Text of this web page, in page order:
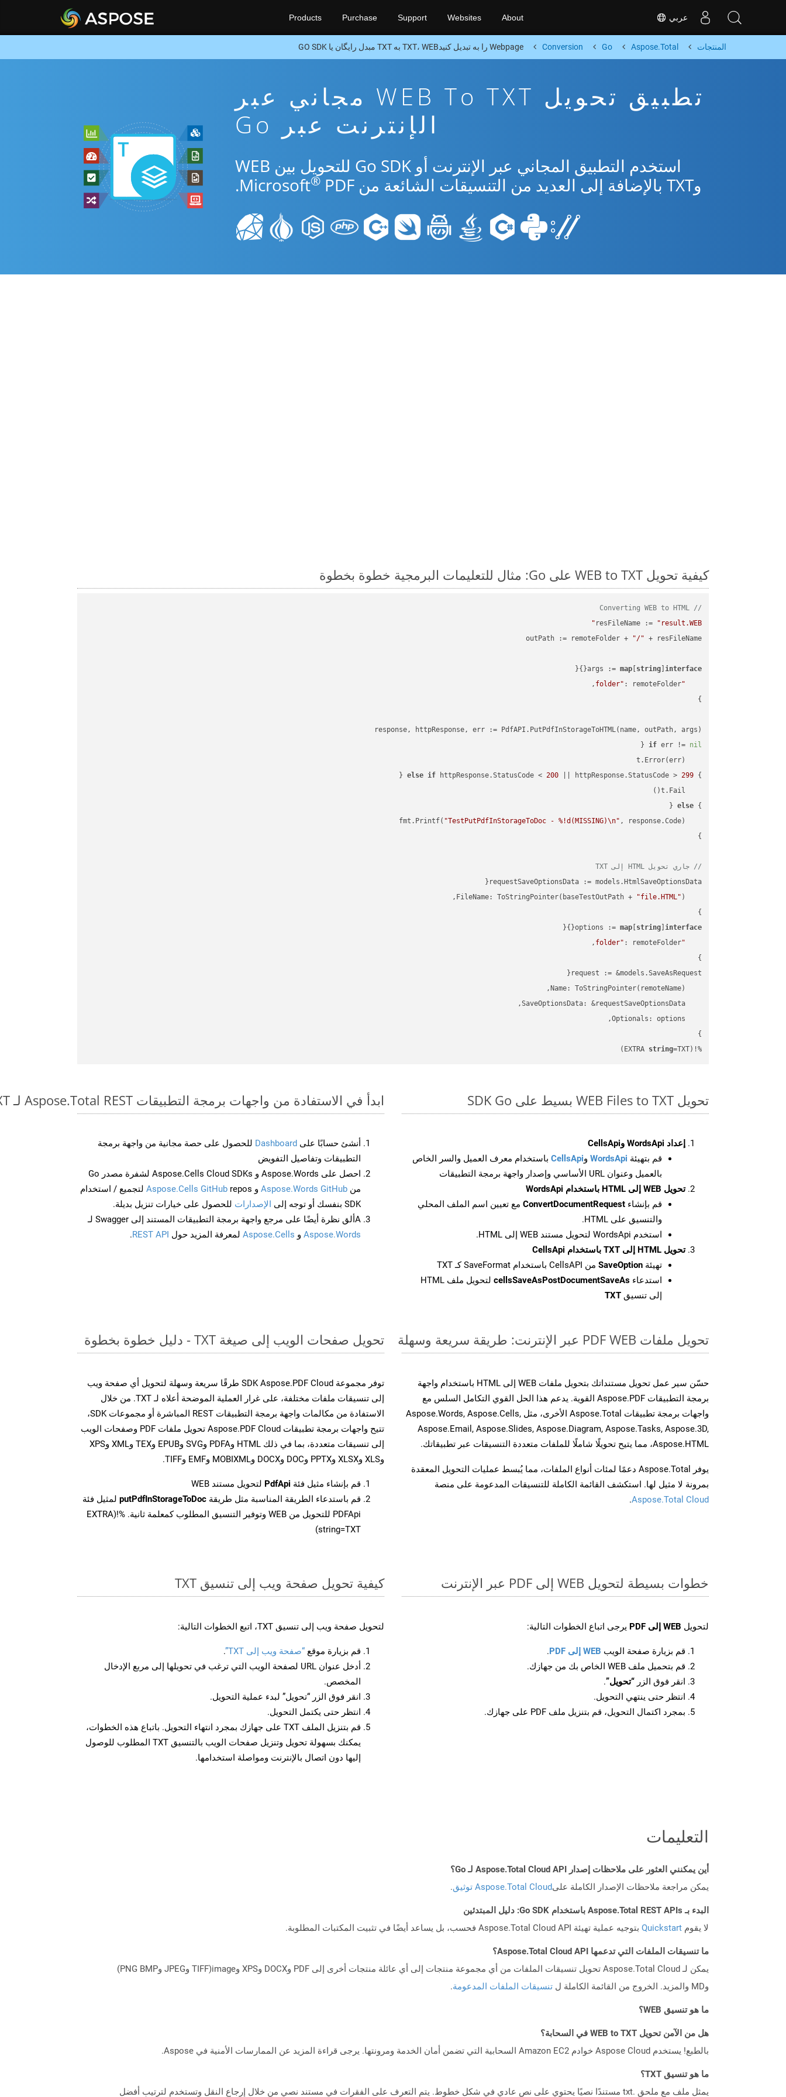
عربي Products Purchase Support Websites About
المنتجات Aspose.Total
Go
Conversion Webpage را به تبدیل کنیدTXT، WEB به TXT مبدل رایگان یا GO SDK
تطبيق تحويل WEB To TXT مجاني عبر
الإنترنت عبر Go
استخدم التطبيق المجاني عبر الإنترنت أو Go SDK للتحويل بين WEB
وTXT بالإضافة إلى العديد من التنسيقات الشائعة من Microsoft
® PDF.
كيفية تحويل WEB to TXT على Go: مثال للتعليمات البرمجية خطوة بخطوة
// Converting WEB to HTML
resFileName :=
"result.WEB"
outPath := remoteFolder +
"/"
args := map[ string] interface
"folder"
response, httpResponse, err := PdfAPI.PutPdfInStorageToHTML(name, outPath, args)
if err != nil
}
else if httpResponse.StatusCode < 200 || httpResponse.StatusCode > 299
}
else
"TestPutPdfInStorageToDoc - %!d(MISSING)\n"
// جاري تحويل HTML إلى TXT
"file.HTML"
options := map[ string] interface
"folder"
%!(EXTRA
string=TXT)
تحويل WEB Files to TXT بسيط على SDK Go
إعداد WordsApi وCellsApi
قم بتهيئة WordsApi وCellsApi باستخدام معرف العميل والسر الخاص
بالعميل وعنوان URL الأساسي وإصدار واجهة برمجة التطبيقات
تحويل WEB إلى HTML باستخدام WordsApi
قم بإنشاء ConvertDocumentRequest مع تعيين اسم الملف المحلي
والتنسيق على HTML.
استخدم WordsApi لتحويل مستند WEB إلى HTML.
تحويل HTML إلى TXT باستخدام CellsApi
تهيئة SaveOption من CellsAPI باستخدام SaveFormat كـ TXT
استدعاء cellsSaveAsPostDocumentSaveAs
لتحويل ملف HTML
إلى تنسيق TXT
ابدأ في الاستفادة من واجهات برمجة التطبيقات Aspose.Total REST لـ WEB to TXT
أنشئ حسابًا على Dashboard للحصول على حصة مجانية من واجهة برمجة
التطبيقات وتفاصيل التفويض
احصل على Aspose.Words و Aspose.Cells Cloud SDKs لشفرة مصدر Go
من Aspose.Words GitHub و Aspose.Cells GitHub repos لتجميع / استخدام
SDK بنفسك أو توجه إلى
الإصدارات للحصول على خيارات تنزيل بديلة.
Aألق نظرة أيضًا على مرجع واجهة برمجة التطبيقات المستند إلى Swagger لـ
Aspose.Words و Aspose.Cells لمعرفة المزيد حول REST API
.
تحويل ملفات PDF WEB عبر الإنترنت: طريقة سريعة وسهلة
حسّن سير عمل تحويل مستنداتك بتحويل ملفات WEB إلى HTML باستخدام واجهة
برمجة التطبيقات Aspose.PDF القوية. يدعم هذا الحل القوي التكامل السلس مع
واجهات برمجة تطبيقات Aspose.Total الأخرى، مثل Aspose.Words, Aspose.Cells,
Aspose.Email, Aspose.Slides, Aspose.Diagram, Aspose.Tasks, Aspose.3D,
Aspose.HTML، مما يتيح تحويلًا شاملًا للملفات متعددة التنسيقات عبر تطبيقاتك.
يوفر Aspose.Total دعمًا لمئات أنواع الملفات، مما يُبسط عمليات التحويل المعقدة
بمرونة لا مثيل لها. استكشف القائمة الكاملة للتنسيقات المدعومة على منصة
Aspose.Total Cloud
.
تحويل صفحات الويب إلى صيغة TXT - دليل خطوة بخطوة
توفر مجموعة SDK Aspose.PDF Cloud طرقًا سريعة وسهلة لتحويل أي صفحة ويب
إلى تنسيقات ملفات مختلفة، على غرار العملية الموضحة أعلاه لـ TXT. من خلال
الاستفادة من مكالمات واجهة برمجة التطبيقات REST المباشرة أو مجموعات SDK،
تتيح واجهات برمجة تطبيقات Aspose.PDF Cloud تحويل ملفات PDF وصفحات الويب
إلى تنسيقات متعددة، بما في ذلك HTML وPDFA وSVG وEPUB وTEX وXML وXPS
وXLS وXLSX وPPTX وDOC وDOCX وMOBIXML وEMF وTIFF.
قم بإنشاء مثيل فئة PdfApi لتحويل مستند WEB
قم باستدعاء الطريقة المناسبة مثل طريقة putPdfInStorageToDoc لمثيل فئة
PDFApi للتحويل من WEB وتوفير التنسيق المطلوب كمعلمة ثانية. %!(EXTRA
string=TXT)
خطوات بسيطة لتحويل WEB إلى PDF عبر الإنترنت
لتحويل WEB إلى PDF يرجى اتباع الخطوات التالية:
قم بزيارة صفحة الويب WEB إلى PDF
.
قم بتحميل ملف WEB الخاص بك من جهازك.
انقر فوق الزر “تحويل”.
انتظر حتى ينتهي التحويل.
بمجرد اكتمال التحويل، قم بتنزيل ملف PDF على جهازك.
كيفية تحويل صفحة ويب إلى تنسيق TXT
لتحويل صفحة ويب إلى تنسيق TXT، اتبع الخطوات التالية:
قم بزيارة موقع “صفحة ويب إلى TXT”
.
أدخل عنوان URL لصفحة الويب التي ترغب في تحويلها إلى مربع الإدخال
المخصص.
انقر فوق الزر “تحويل” لبدء عملية التحويل.
انتظر حتى يكتمل التحويل.
قم بتنزيل الملف TXT على جهازك بمجرد انتهاء التحويل. باتباع هذه الخطوات،
يمكنك بسهولة تحويل وتنزيل صفحات الويب بالتنسيق TXT المطلوب للوصول
إليها دون اتصال بالإنترنت ومواصلة استخدامها.
التعليمات
أين يمكنني العثور على ملاحظات إصدار Aspose.Total Cloud API لـ Go؟
يمكن مراجعة ملاحظات الإصدار الكاملة علىAspose.Total Cloud توثيق .
البدء بـ Aspose.Total REST APIs باستخدام Go SDK: دليل المبتدئين
لا يقوم Quickstart بتوجيه عملية تهيئة Aspose.Total Cloud API فحسب، بل يساعد أيضًا في تثبيت المكتبات المطلوبة.
ما تنسيقات الملفات التي تدعمها Aspose.Total Cloud API؟
يمكن لـ Aspose.Total Cloud تحويل تنسيقات الملفات من أي مجموعة منتجات إلى أي عائلة منتجات أخرى إلى PDF وDOCX وXPS وimage(TIFF وJPEG وPNG BMP)
وMD والمزيد. الخروج من القائمة الكاملة ل
تنسيقات الملفات المدعومة.
ما هو تنسيق WEB؟
هل من الآمن تحويل WEB to TXT في السحابة؟
بالطبع! يستخدم Aspose Cloud خوادم Amazon EC2 السحابية التي تضمن أمان الخدمة ومرونتها. يرجى قراءة المزيد عن الممارسات الأمنية في Aspose.
ما هو تنسيق TXT؟
يمثل ملف مع ملحق .txt مستندًا نصيًا يحتوي على نص عادي في شكل خطوط. يتم التعرف على الفقرات في مستند نصي من خلال إرجاع النقل وتستخدم لترتيب أفضل